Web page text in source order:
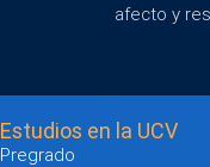
afecto y
Estudios en la UCV
Pregrado